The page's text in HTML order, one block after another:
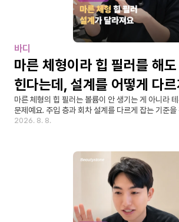
바디
마른 체형이라 힙 필러를 해
힌다는데, 설계를 어떻게 다
마른 체형의 힙 필러는 볼륨이 안 생기는 게 아니라
문제예요. 주입 층과 회차 설계를 다르게 잡는 기준을
2026. 8. 8.